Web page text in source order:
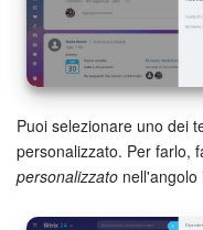
Generatore BI
Bitrix24 Market
Siti e store
Online store
Puoi selezionare uno dei
personalizzato. Per farlo,
personalizzato nell'angolo